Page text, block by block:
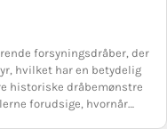
forsyningsdråber, der
hvilket har en betydelig
historiske dråbemønstre
forudsige, hvornår…